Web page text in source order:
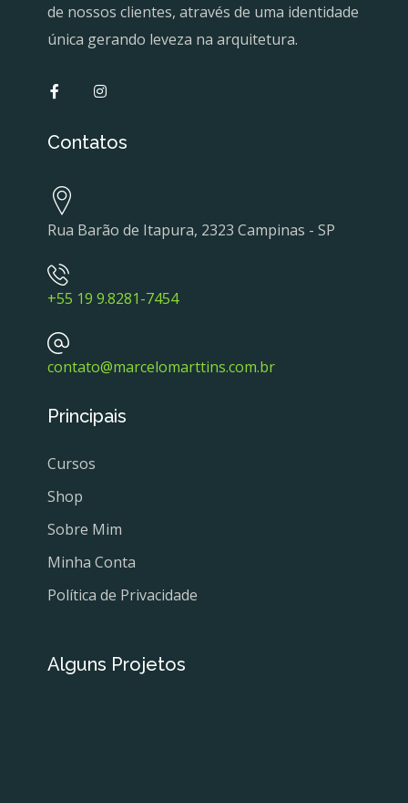
de nossos clientes, através de uma identidade
única gerando leveza na arquitetura.
Contatos
Rua Barão de Itapura, 2323 Campinas - SP
+55 19 9.8281-7454
contato@marcelomarttins.com.br
Principais
Cursos
Shop
Sobre Mim
Minha Conta
Política de Privacidade
Alguns Projetos